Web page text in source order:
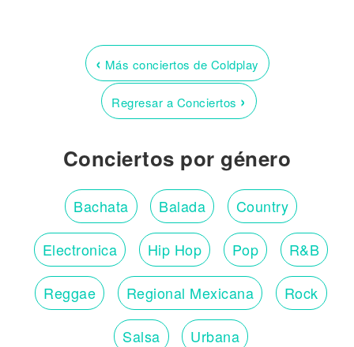
‹ Más conciertos de Coldplay
Regresar a Conciertos ›
Conciertos por género
Bachata Balada Country
Electronica Hip Hop Pop R&B
Reggae Regional Mexicana Rock
Salsa Urbana